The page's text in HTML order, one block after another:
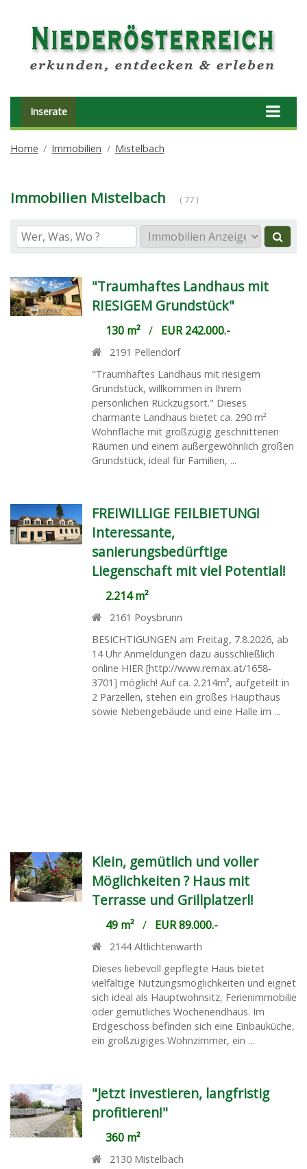
Inserate
Home Immobilien Mistelbach
Immobilien Mistelbach ( 77 )
"Traumhaftes Landhaus mit
RIESIGEM Grundstück"
130 m²/ EUR 242.000.-
2191 Pellendorf
"Traumhaftes Landhaus mit riesigem
Grundstück, willkommen in Ihrem
persönlichen Rückzugsort." Dieses
charmante Landhaus bietet ca. 290 m²
Wohnfläche mit großzügig geschnittenen
Räumen und einem außergewöhnlich großen
Grundstück, ideal für Familien, ...
FREIWILLIGE FEILBIETUNG!
Interessante,
sanierungsbedürftige
Liegenschaft mit viel Potential!
2.214 m²
2161 Poysbrunn
BESICHTIGUNGEN am Freitag, 7.8.2026, ab
14 Uhr Anmeldungen dazu ausschließlich
online HIER [http://www.remax.at/1658-
3701] möglich! Auf ca. 2.214m², aufgeteilt in
2 Parzellen, stehen ein großes Haupthaus
sowie Nebengebäude und eine Halle im ...
Klein, gemütlich und voller
Möglichkeiten ? Haus mit
Terrasse und Grillplatzerl!
49 m²/ EUR 89.000.-
2144 Altlichtenwarth
Dieses liebevoll gepflegte Haus bietet
vielfältige Nutzungsmöglichkeiten und eignet
sich ideal als Hauptwohnsitz, Ferienimmobilie
oder gemütliches Wochenendhaus. Im
Erdgeschoss befinden sich eine Einbauküche,
ein großzügiges Wohnzimmer, ein ...
"Jetzt investieren, langfristig
profitieren!"
360 m²
2130 Mistelbach